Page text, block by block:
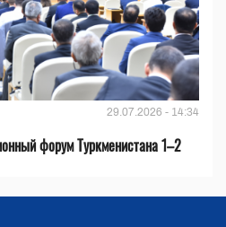
29.07.2026 - 14:34
форум Туркменистана 1–2